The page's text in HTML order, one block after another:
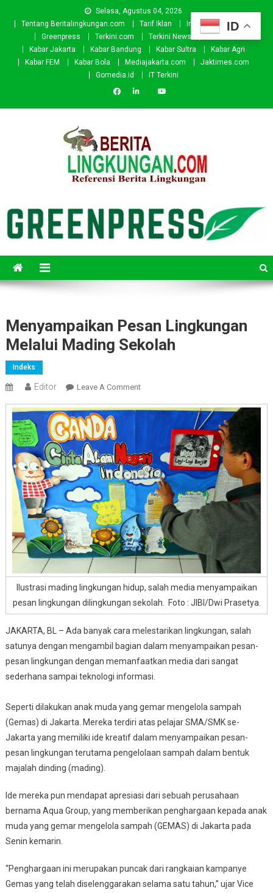
Selasa, Agustus 04, 2026
Tentang Beritalingkungan.com
Tarif Iklan Investor
Donasi
Greenpress
Terkini.com Terkini News
Kabar.id
Kabar Jakarta
Kabar Bandung Kabar Sultra
Kabar Agri
Kabar FEM
Kabar Bola Mediajakarta.com
Jaktimes.com
Gomedia.id
IT Terkini
Menyampaikan Pesan Lingkungan
Melalui Mading Sekolah
Indeks
Editor Leave A CommentOn
Pesan
Lingkungan
Mading
Sekolah
Ilustrasi mading lingkungan hidup, salah media menyampaikan
pesan lingkungan dilingkungan sekolah. Foto : JIBI/Dwi Prasetya.
JAKARTA, BL – Ada banyak cara melestarikan lingkungan, salah
satunya dengan mengambil bagian dalam menyampaikan pesan-
pesan lingkungan dengan memanfaatkan media dari sangat
sederhana sampai teknologi informasi.
Seperti dilakukan anak muda yang gemar mengelola sampah
(Gemas) di Jakarta. Mereka terdiri atas pelajar SMA/SMK se-
Jakarta yang memiliki ide kreatif dalam menyampaikan pesan-
pesan lingkungan terutama pengelolaan sampah dalam bentuk
majalah dinding (mading).
Ide mereka pun mendapat apresiasi dari sebuah perusahaan
bernama Aqua Group, yang memberikan penghargaan kepada anak
muda yang gemar mengelola sampah (GEMAS) di Jakarta pada
Senin kemarin.
“Penghargaan ini merupakan puncak dari rangkaian kampanye
Gemas yang telah diselenggarakan selama satu tahun,” ujar Vice
ID